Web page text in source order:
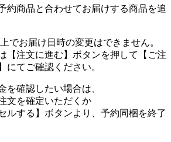
約商品と合わせてお届けする商品を追
でお届け日時の変更はできません。
【注文に進む】ボタンを押して【ご注
にてご確認ください。
を確認したい場合は、
文を確定いただくか
ルする】ボタンより、予約同梱を終了